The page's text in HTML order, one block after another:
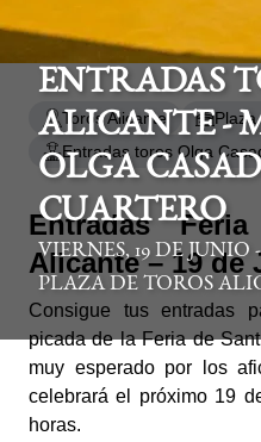
ENTRADAS
ALICANTE -
OLGA
CUARTERO
VIERNES, 19 DE JUNIO -
PLAZA DE TOROS
Toros Alicante
Entradas toros Olga
Entradas
Alicante – 19 de
Consigue tus entradas
picada de la Feria de
muy esperado por los
celebrará el próximo 19
horas.